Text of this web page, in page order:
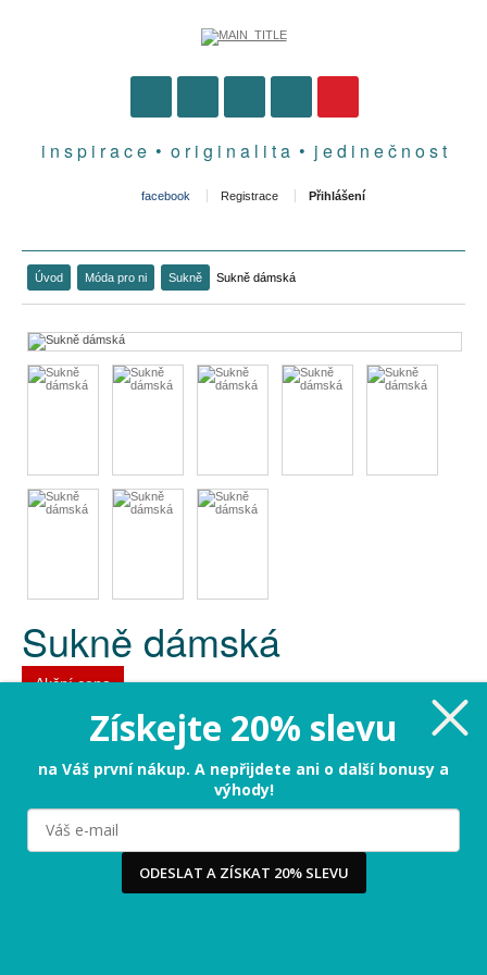
i n s p i r a c e • o r i g i n a l i t a • j e d i n e č n o s t
facebook Registrace Přihlášení
Úvod Móda pro ni Sukně Sukně dámská
Sukně dámská
Akční cena
T24-24-15 | Značka:Top Secret
644 Kč
Cena dříve:
Ušetříte:
-215 Kč (-25%)
Omlouváme se, tento produkt není momentálně dostupný
Milujeme cookies!
Používáme cookies, abychom vám nabídli ten nejlepší
zajímá. Když souhlasíte s cookies, souhlasíte s tím, že
vás můžeme potěšit tou nejlepší verzí naší stránky.
...
Získejte 20% slevu
na Váš první nákup. A nepřijdete ani o další bonusy a
výhody!
ODESLAT A ZÍSKAT 20% SLEVU